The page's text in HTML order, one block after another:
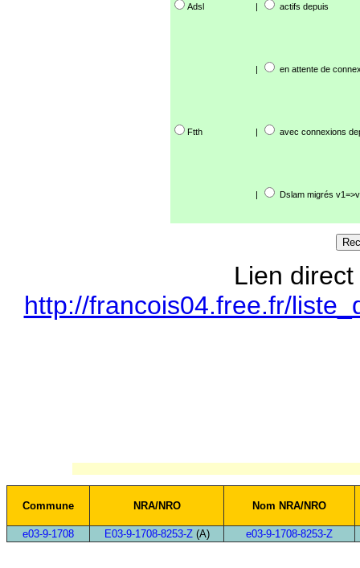
Adsl | actifs depuis
| en attente de
Ftth | avec connexions
| Dslam migrés
Lien
http://francois04.free.fr/
Commune NRA/NRO Nom NRA/NRO
e03-9-1708 E03-9-1708-8253-Z(A) e03-9-1708-8253-Z